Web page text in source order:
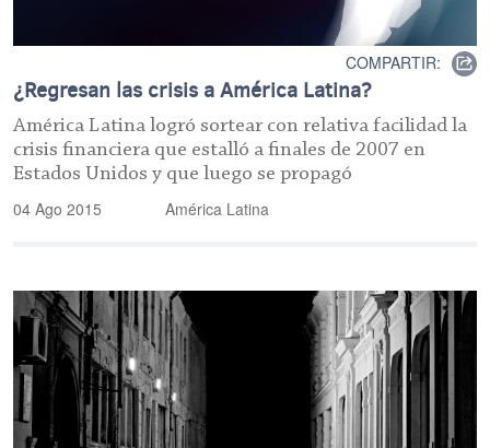
COMPARTIR:
¿Regresan las crisis a América Latina?
América Latina logró sortear con relativa facilidad la
crisis financiera que estalló a finales de 2007 en
Estados Unidos y que luego se propagó
04 Ago 2015 América Latina